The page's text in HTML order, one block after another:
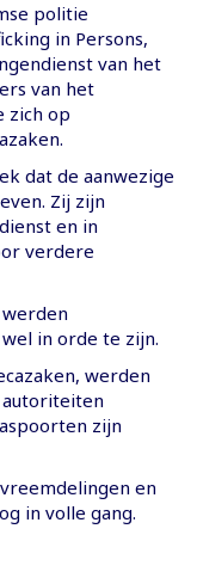
politie
in Persons,
van het
van het
zich op
dat de aanwezige
Zij zijn
en in
verdere
in orde te zijn.
werden
zijn
en
in volle gang.